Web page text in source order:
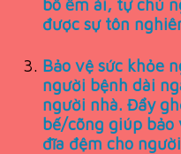
bô êm ái, tự chủ
được sự tôn
Bảo vệ sức khỏe
người bệnh dài
người nhà. Đẩy
bế/cõng giúp
đĩa đệm cho